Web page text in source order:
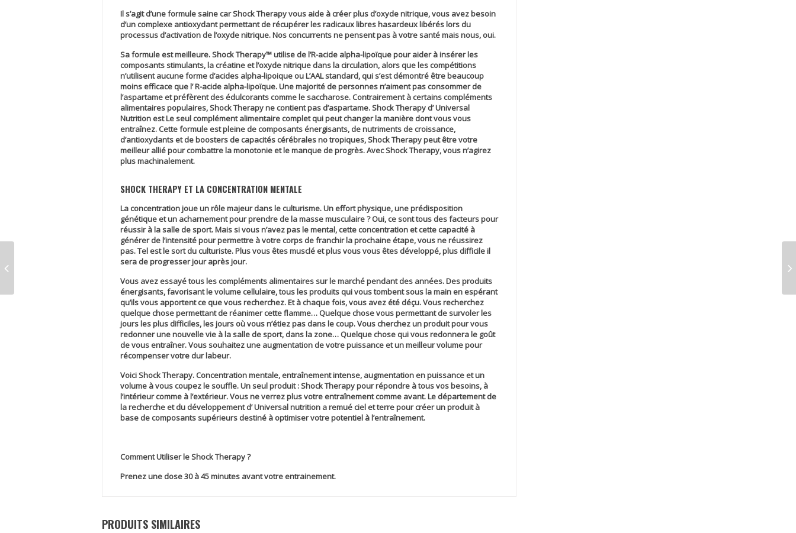
Il s’agit d’une formule saine carShock Therapyvous aide à créer plus d’oxyde nitrique, vous avez besoin
d’un complexe antioxydant permettant de récupérer les radicaux libres hasardeux libérés lors du
processus d’activation de l’oxyde nitrique. Nos concurrents ne pensent pas à votre santé mais nous, oui.
Sa formule est meilleure.Shock Therapy™utilise de l’R-acide alpha-lipoïque pour aider à insérer les
composants stimulants, la créatine et l’oxyde nitrique dans la circulation, alors que les compétitions
n’utilisent aucune forme d’acides alpha-lipoique ou L’AAL standard, qui s’est démontré être beaucoup
moins efficace que l’ R-acide alpha-lipoïque. Une majorité de personnes n’aiment pas consommer de
l’aspartame et préfèrent des édulcorants comme le saccharose. Contrairement à certains compléments
alimentaires populaires,Shock Therapyne contient pas d’aspartame.Shock Therapy d’ Universal
Nutrition est Le seul complément alimentaire complet qui peut changer la manière dont vous vous
entraînez. Cette formule est pleine de composants énergisants, de nutriments de croissance,
d’antioxydants et de boosters de capacités cérébrales no tropiques,Shock Therapypeut être votre
meilleur allié pour combattre la monotonie et le manque de progrès. AvecShock Therapy, vous n’agirez
plus machinalement.
SHOCK THERAPY ET LA CONCENTRATION MENTALE
La concentration joue un rôle majeur dans le culturisme. Un effort physique, une prédisposition
génétique et un acharnement pour prendre de la masse musculaire ? Oui, ce sont tous des facteurs pour
réussir à la salle de sport. Mais si vous n’avez pas le mental, cette concentration et cette capacité à
générer de l’intensité pour permettre à votre corps de franchir la prochaine étape, vous ne réussirez
pas. Tel est le sort du culturiste. Plus vous êtes musclé et plus vous vous êtes développé, plus difficile il
sera de progresser jour après jour.
Vous avez essayé tous les compléments alimentaires sur le marché pendant des années. Des produits
énergisants, favorisant le volume cellulaire, tous les produits qui vous tombent sous la main en espérant
qu’ils vous apportent ce que vous recherchez. Et à chaque fois, vous avez été déçu. Vous recherchez
quelque chose permettant de réanimer cette flamme… Quelque chose vous permettant de survoler les
jours les plus difficiles, les jours où vous n’étiez pas dans le coup. Vous cherchez un produit pour vous
redonner une nouvelle vie à la salle de sport, dans la zone… Quelque chose qui vous redonnera le goût
de vous entraîner. Vous souhaitez une augmentation de votre puissance et un meilleur volume pour
récompenser votre dur labeur.
VoiciShock Therapy. Concentration mentale, entraînement intense, augmentation en puissance et un
volume à vous coupez le souffle. Un seul produit :Shock Therapypour répondre à tous vos besoins, à
l’intérieur comme à l’extérieur. Vous ne verrez plus votre entraînement comme avant. Le département de
la recherche et du développement d’ Universal nutrition a remué ciel et terre pour créer un produit à
base de composants supérieurs destiné à optimiser votre potentiel à l’entraînement.
Comment Utiliser le Shock Therapy ?
Prenez une dose 30 à 45 minutes avant votre entrainement.
PRODUITS SIMILAIRES